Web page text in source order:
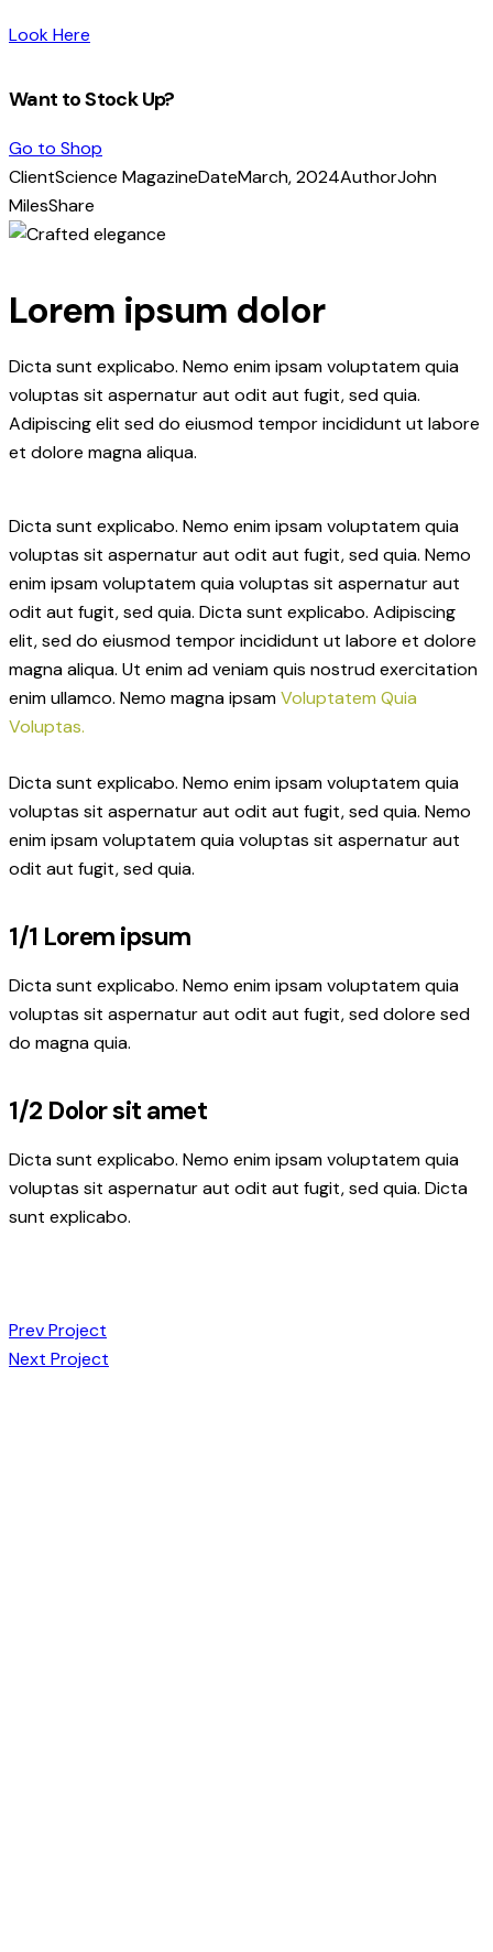
Look Here
Want to Stock Up?
Go to Shop
ClientScience MagazineDateMarch, 2024AuthorJohn
MilesShare
Copy
clipboard
Lorem ipsum dolor
Dicta sunt explicabo. Nemo enim ipsam voluptatem quia
voluptas sit aspernatur aut odit aut fugit, sed quia.
Adipiscing elit sed do eiusmod tempor incididunt ut labore
et dolore magna aliqua.
Dicta sunt explicabo. Nemo enim ipsam voluptatem quia
voluptas sit aspernatur aut odit aut fugit, sed quia. Nemo
enim ipsam voluptatem quia voluptas sit aspernatur aut
odit aut fugit, sed quia. Dicta sunt explicabo. Adipiscing
elit, sed do eiusmod tempor incididunt ut labore et dolore
magna aliqua. Ut enim ad veniam quis nostrud exercitation
enim ullamco. Nemo magna ipsamVoluptatem Quia
Voluptas.
Dicta sunt explicabo. Nemo enim ipsam voluptatem quia
voluptas sit aspernatur aut odit aut fugit, sed quia. Nemo
enim ipsam voluptatem quia voluptas sit aspernatur aut
odit aut fugit, sed quia.
1/1 Lorem ipsum
Dicta sunt explicabo. Nemo enim ipsam voluptatem quia
voluptas sit aspernatur aut odit aut fugit, sed dolore sed
do magna quia.
1/2 Dolor sit amet
Dicta sunt explicabo. Nemo enim ipsam voluptatem quia
voluptas sit aspernatur aut odit aut fugit, sed quia. Dicta
sunt explicabo.
Post
navigation
Prev Project
Next Project